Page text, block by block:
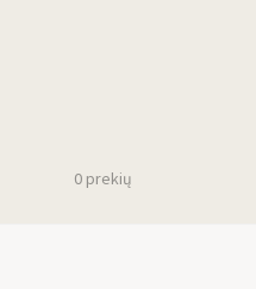
0 prekių